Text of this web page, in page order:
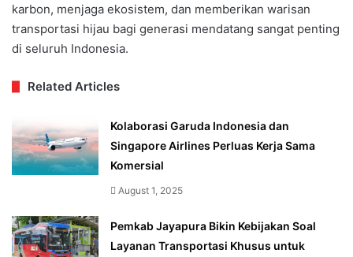
karbon, menjaga ekosistem, dan memberikan warisan
transportasi hijau bagi generasi mendatang sangat penting
di seluruh Indonesia.
Related Articles
Kolaborasi Garuda Indonesia dan
Singapore Airlines Perluas Kerja Sama
Komersial
August 1, 2025
Pemkab Jayapura Bikin Kebijakan Soal
Layanan Transportasi Khusus untuk